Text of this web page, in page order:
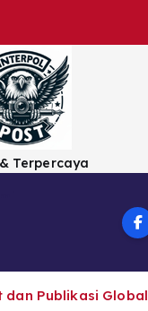
Terpercaya
dan Publikasi Global